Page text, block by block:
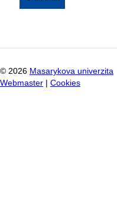
© 2026 Masarykova univerzita
Webmaster
Cookies